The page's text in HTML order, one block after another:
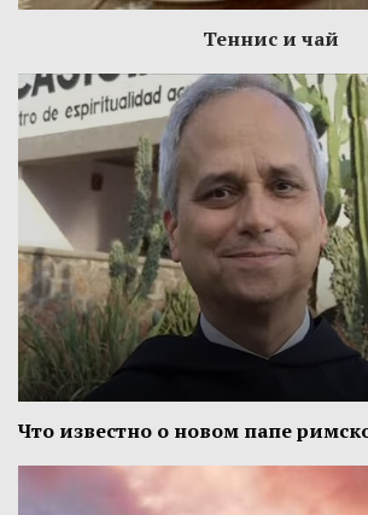
Теннис и чай
Что известно о новом папе